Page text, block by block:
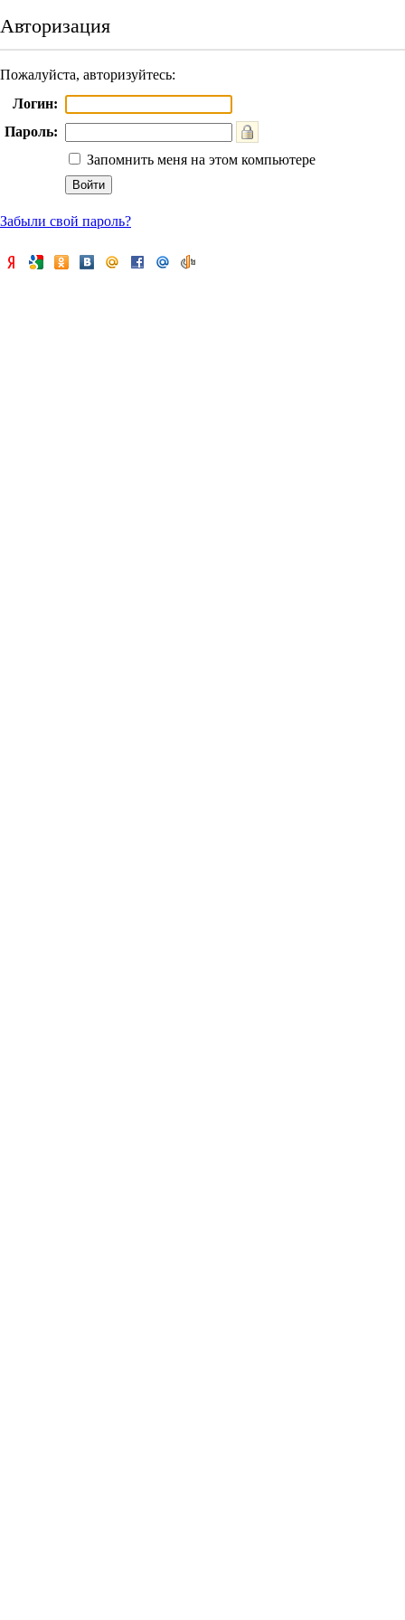
Авторизация
Пожалуйста, авторизуйтесь:
Логин:
Пароль:
Запомнить меня на этом компьютере
Забыли свой пароль?